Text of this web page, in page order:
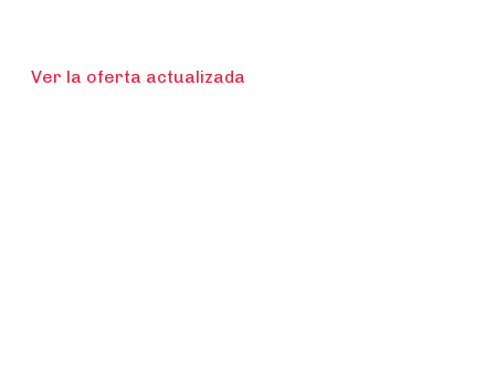
Ver la oferta actualizada